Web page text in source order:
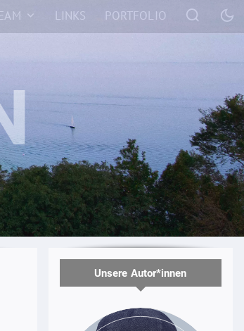
LINKS PORTFOLIO
Unsere Autor*innen